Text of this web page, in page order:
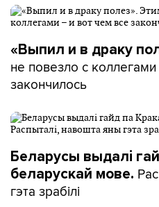
«Выпил и в драку
не повезло с
закончилось
Беларусы выдалі
беларускай мове.
гэта зрабілі